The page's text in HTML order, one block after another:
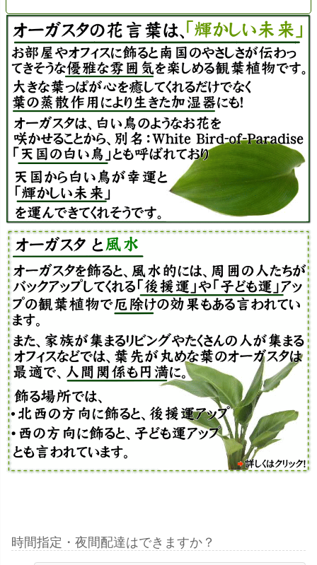
時間指定・夜間配達はできますか？